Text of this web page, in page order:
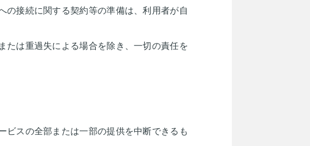
の接続に関する契約等の準備は、利⽤者が⾃
たは重過失による場合を除き、⼀切の責任を
ビスの全部または一部の提供を中断できるも